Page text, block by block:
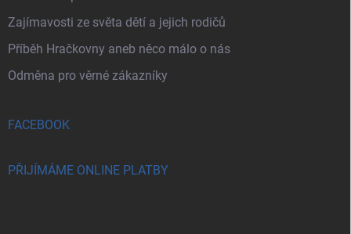
Zajímavosti ze světa dětí a jejich rodičů
Příběh Hračkovny aneb něco málo o nás
Odměna pro věrné zákazníky
FACEBOOK
PŘIJÍMÁME ONLINE PLATBY